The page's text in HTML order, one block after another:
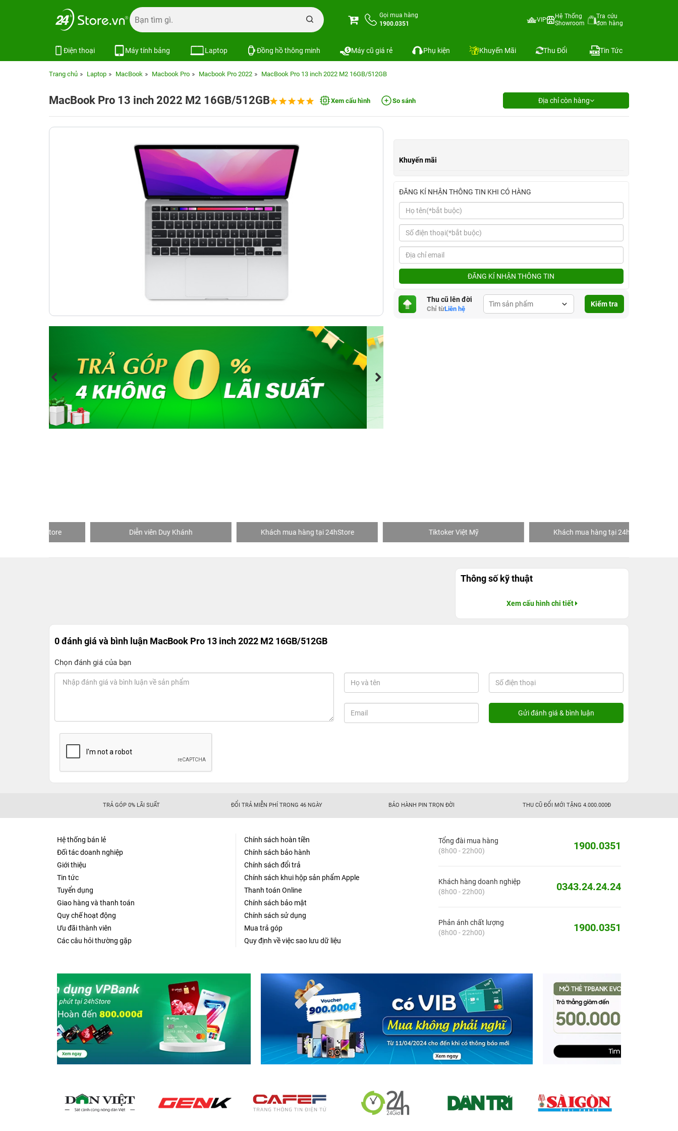
Gọi mua hàng
1900.0351
VIP
Hệ Thống
Showroom
Tra cứu
đơn hàng
Điện thoại Máy tính bảng Laptop Đồng hồ thông minh Máy cũ giá rẻ Phụ kiện Khuyến Mãi Thu Đổi Tin Tức
Trang chủ Laptop MacBook Macbook Pro Macbook Pro 2022 MacBook Pro 13 inch 2022 M2 16GB/512GB
MacBook Pro 13 inch 2022 M2 16GB/512GB Xem cấu hình So sánh Địa chỉ còn hàng
Khuyến mãi
ĐĂNG KÍ NHẬN THÔNG TIN KHI CÓ HÀNG
ĐĂNG KÍ NHẬN THÔNG TIN
Thu cũ lên đời
Chỉ từLiên hệ
Kiểm tra
Diễn viên Duy Khánh Khách mua hàng tại 24hStore Tiktoker Việt Mỹ Khách mua hàng tại 24hStore
Thông số kỹ thuật
Xem cấu hình chi tiết
0 đánh giá và bình luận MacBook Pro 13 inch 2022 M2 16GB/512GB
Chọn đánh giá của bạn
TRẢ GÓP 0% LÃI SUẤT ĐỔI TRẢ MIỄN PHÍ TRONG 46 NGÀY BẢO HÀNH PIN TRỌN ĐỜI THU CŨ ĐỔI MỚI TẶNG 4.000.000Đ
Hệ thống bán lẻ
Đối tác doanh nghiệp
Giới thiệu
Tin tức
Tuyển dụng
Giao hàng và thanh toán
Quy chế hoạt động
Ưu đãi thành viên
Các câu hỏi thường gặp
Chính sách hoàn tiền
Chính sách bảo hành
Chính sách đổi trả
Chính sách khui hộp sản phẩm Apple
Thanh toán Online
Chính sách bảo mật
Chính sách sử dụng
Mua trả góp
Quy định về việc sao lưu dữ liệu
Tổng đài mua hàng
(8h00 - 22h00)
1900.0351
Khách hàng doanh nghiệp
(8h00 - 22h00)
0343.24.24.24
Phản ánh chất lượng
(8h00 - 22h00)
1900.0351